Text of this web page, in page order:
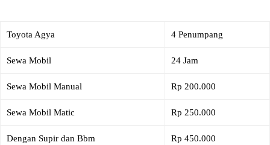
Toyota Agya 4 Penumpang
Sewa Mobil 24 Jam
Sewa Mobil Manual Rp 200.000
Sewa Mobil Matic Rp 250.000
Dengan Supir dan Bbm Rp 450.000